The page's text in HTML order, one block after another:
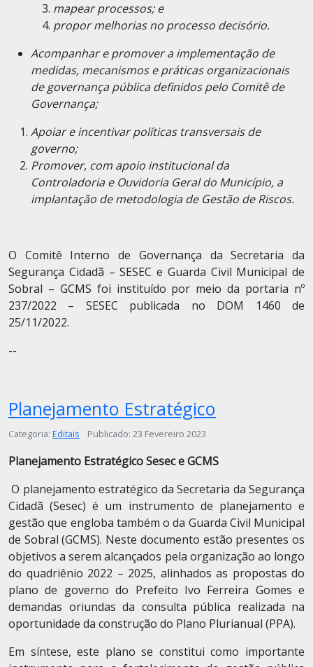
mapear processos; e
propor melhorias no processo decisório.
Acompanhar e promover a implementação de
medidas, mecanismos e práticas organizacionais
de governança pública definidos pelo Comitê de
Governança;
Apoiar e incentivar políticas transversais de
governo;
Promover, com apoio institucional da
Controladoria e Ouvidoria Geral do Município, a
implantação de metodologia de Gestão de Riscos.
O Comitê Interno de Governança da Secretaria da
Segurança Cidadã – SESEC e Guarda Civil Municipal de
Sobral – GCMS foi instituído por meio da portaria nº
237/2022 – SESEC publicada no DOM 1460 de
25/11/2022.
--
Planejamento Estratégico
Detalhes
Categoria: Editais Publicado: 23 Fevereiro 2023
Planejamento Estratégico Sesec e GCMS
O planejamento estratégico da Secretaria da Segurança
Cidadã (Sesec) é um instrumento de planejamento e
gestão que engloba também o da Guarda Civil Municipal
de Sobral (GCMS). Neste documento estão presentes os
objetivos a serem alcançados pela organização ao longo
do quadriênio 2022 – 2025, alinhados as propostas do
plano de governo do Prefeito Ivo Ferreira Gomes e
demandas oriundas da consulta pública realizada na
oportunidade da construção do Plano Plurianual (PPA).
Em síntese, este plano se constitui como importante